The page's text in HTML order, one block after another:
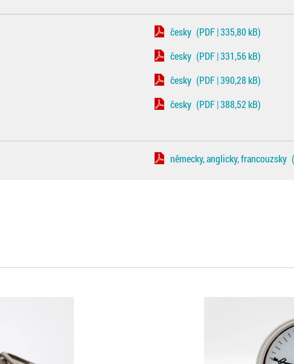
česky (PDF | 335,80 kB)
česky (PDF | 331,56 kB)
česky (PDF | 390,28 kB)
česky (PDF | 388,52 kB)
německy, anglicky, francouzsky